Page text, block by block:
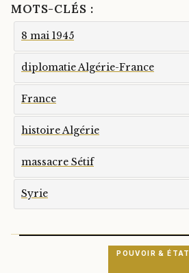
MOTS-CLÉS :
8 mai 1945
diplomatie Algérie-France
France
histoire Algérie
massacre Sétif
Syrie
POUVOIR & ÉTAT